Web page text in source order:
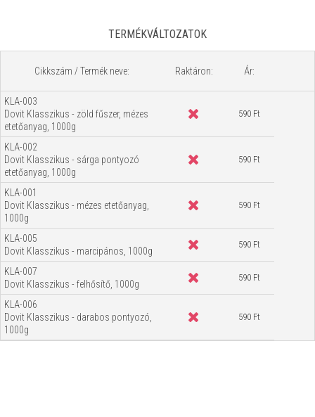
TERMÉKVÁLTOZATOK
Cikkszám / Termék neve: Raktáron: Ár:
KLA-003
Dovit Klasszikus - zöld fűszer, mézes
etetőanyag, 1000g
590 Ft
KLA-002
Dovit Klasszikus - sárga pontyozó
etetőanyag, 1000g
590 Ft
KLA-001
Dovit Klasszikus - mézes etetőanyag,
1000g
590 Ft
KLA-005
Dovit Klasszikus - marcipános, 1000g
590 Ft
KLA-007
Dovit Klasszikus - felhősítő, 1000g
590 Ft
KLA-006
Dovit Klasszikus - darabos pontyozó,
1000g
590 Ft